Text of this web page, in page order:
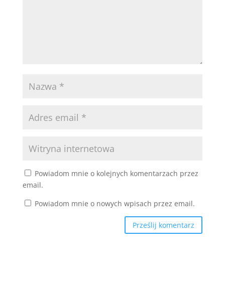
Powiadom mnie o kolejnych komentarzach przez
email.
Powiadom mnie o nowych wpisach przez email.